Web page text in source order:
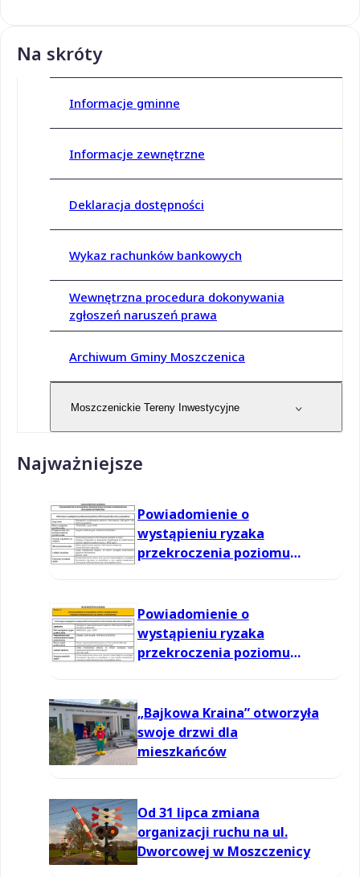
Na skróty
Informacje gminne
Informacje zewnętrzne
Deklaracja dostępności
Wykaz rachunków bankowych
Wewnętrzna procedura dokonywania
zgłoszeń naruszeń prawa
Archiwum Gminy Moszczenica
Moszczenickie Tereny Inwestycyjne
Najważniejsze
Powiadomienie o
wystąpieniu ryzaka
przekroczenia poziomu
Powiadomienie o
wystąpieniu ryzaka
przekroczenia poziomu
„Bajkowa Kraina” otworzyła
swoje drzwi dla
mieszkańców
Od 31 lipca zmiana
organizacji ruchu na ul.
Dworcowej w Moszczenicy